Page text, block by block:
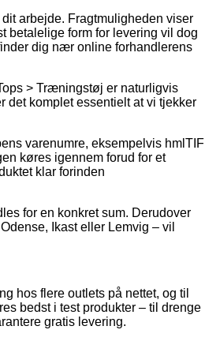
arbejde. Fragtmuligheden viser
betalelige form for levering vil dog
dig nær online forhandlerens
> Træningstøj er naturligvis
det komplet essentielt at vi tjekker
varenumre, eksempelvis hmlTIF
køres igennem forud for et
klar forinden
for en konkret sum. Derudover
Ikast eller Lemvig – vil
hos flere outlets på nettet, og til
bedst i test produkter – til drenge
gratis levering.